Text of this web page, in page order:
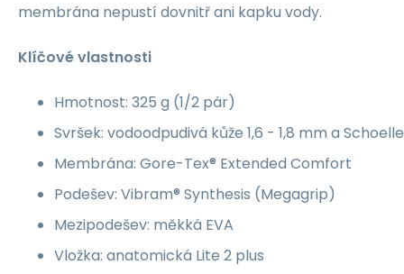
membrána nepustí dovnitř ani kapku vody.
Klíčové vlastnosti
Hmotnost: 325 g (1/2 pár)
Svršek: vodoodpudivá kůže 1,6 - 1,8 mm a
Membrána: Gore-Tex® Extended Comfort
Podešev: Vibram® Synthesis (Megagrip)
Mezipodešev: měkká EVA
Vložka: anatomická Lite 2 plus